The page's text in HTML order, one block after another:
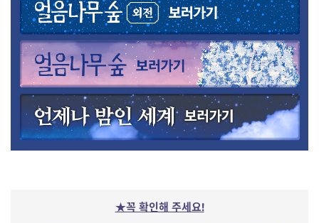
★꼭 확인해 주세요!